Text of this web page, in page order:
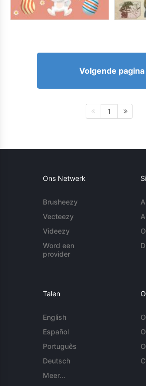
Volgende pagina
1
Ons Netwerk
Brusheezy
Vecteezy
Videezy
Word een
provider
Talen
English
Español
Português
Deutsch
Meer...